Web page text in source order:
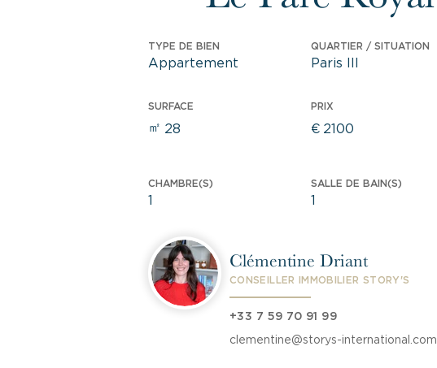
TYPE DE BIEN
Appartement
SURFACE
㎡ 28
QUARTIER / SITUATION
Paris III
PRIX
€ 2100
CHAMBRE(S)
1
SALLE DE BAIN(S)
1
Clémentine Driant
CONSEILLER IMMOBILIER STORY'S
+33 7 59 70 91 99
clementine@storys-international.com